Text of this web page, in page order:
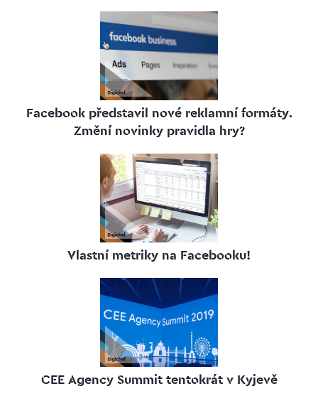
Facebook představil nové reklamní formáty.
Změní novinky pravidla hry?
Vlastní metriky na Facebooku!
CEE Agency Summit tentokrát v Kyjevě